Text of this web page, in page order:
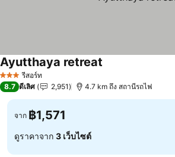
3 ดาว รีสอร์ท
Ayutthaya retreat
8.7 ดีเลิศ 2,951 4.7 km ถึง สถานีรถไฟ
จาก ฿1,571
ดูราคาจาก 3 เว็บไซต์